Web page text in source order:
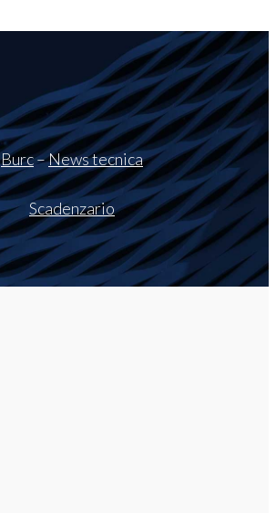
Burc–News tecnica
Scadenzario